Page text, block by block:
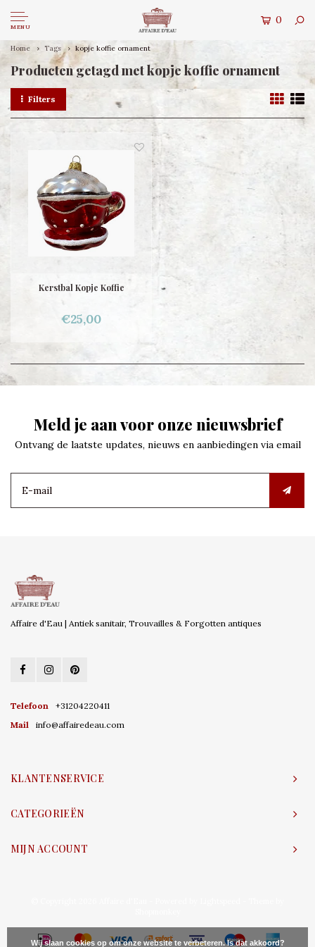
MENU
0
Home Tags kopje koffie ornament
Producten getagd met kopje koffie ornament
Filters
Kerstbal Kopje Koffie
€25,00
Meld je aan voor onze nieuwsbrief
Ontvang de laatste updates, nieuws en aanbiedingen via email
Affaire d'Eau | Antiek sanitair, Trouvailles & Forgotten antiques
Telefoon
+31204220411
Mail
info@affairedeau.com
KLANTENSERVICE
CATEGORIEËN
MIJN ACCOUNT
Wij slaan cookies op om onze website te verbeteren. Is dat akkoord?